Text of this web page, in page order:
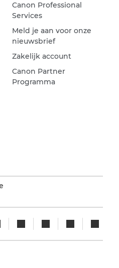
Canon Professional
Services
Meld je aan voor onze
nieuwsbrief
Zakelijk account
Canon Partner
Programma